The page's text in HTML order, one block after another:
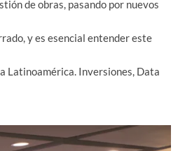
de obras, pasando por nuevos
y es esencial entender este
Latinoamérica. Inversiones, Data